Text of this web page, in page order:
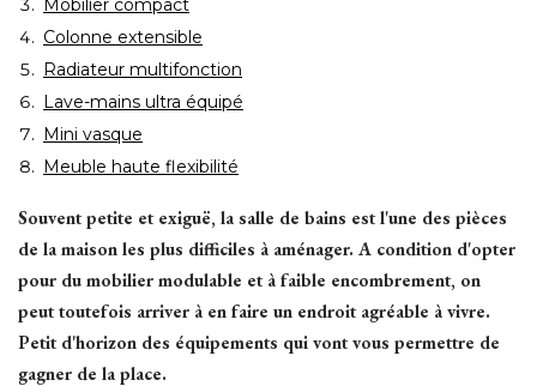
Colonne extensible
Radiateur multifonction
Lave-mains ultra équipé
Mini vasque
Meuble haute flexibilité
Souvent petite et exiguë, la salle de bains est l'une des pièces
de la maison les plus difficiles à aménager. A condition d'opter
pour du mobilier modulable et à faible encombrement, on
peut toutefois arriver à en faire un endroit agréable à vivre.
Petit d'horizon des équipements qui vont vous permettre de
gagner de la place.